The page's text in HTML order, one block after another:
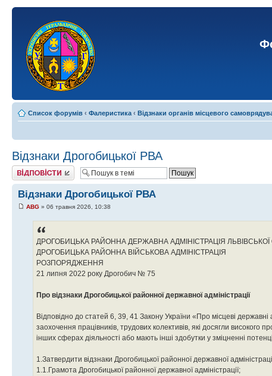
Список форумів ‹ Фалеристика ‹ Відзнаки органів місцевого
Відзнаки Дрогобицької РВА
Відповісти
Відзнаки Дрогобицької РВА
ABG » 06 травня 2026, 10:38
ДРОГОБИЦЬКА РАЙОННА ДЕРЖАВНА АДМІНІСТРАЦІЯ ЛЬВІВСЬКОЇ
ДРОГОБИЦЬКА РАЙОННА ВІЙСЬКОВА АДМІНІСТРАЦІЯ
РОЗПОРЯДЖЕННЯ
21 липня 2022 року Дрогобич № 75
Про відзнаки Дрогобицької районної державної адміністрації
Відповідно до статей 6, 39, 41 Закону України «Про місцеві
заохочення працівників, трудових колективів, які досягли високого
інших сферах діяльності або мають інші здобутки у зміцненні
1.Затвердити відзнаки Дрогобицької районної державної
1.1.Грамота Дрогобицької районної державної адміністрації;